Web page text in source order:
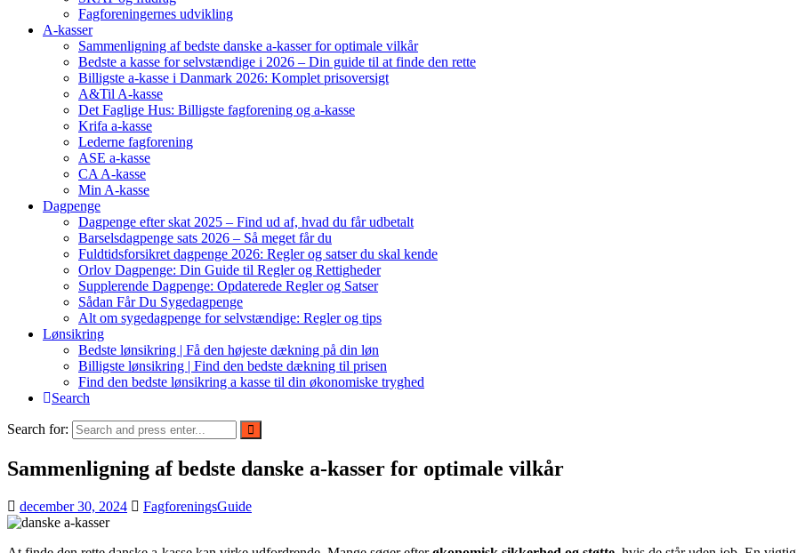
Fagforeningernes udvikling
A-kasser
Sammenligning af bedste danske a-kasser for optimale vilkår
Bedste a kasse for selvstændige i 2026 – Din guide til at finde den rette
Billigste a-kasse i Danmark 2026: Komplet prisoversigt
A&Til A-kasse
Det Faglige Hus: Billigste fagforening og a-kasse
Krifa a-kasse
Lederne fagforening
ASE a-kasse
CA A-kasse
Min A-kasse
Dagpenge
Dagpenge efter skat 2025 – Find ud af, hvad du får udbetalt
Barselsdagpenge sats 2026 – Så meget får du
Fuldtidsforsikret dagpenge 2026: Regler og satser du skal kende
Orlov Dagpenge: Din Guide til Regler og Rettigheder
Supplerende Dagpenge: Opdaterede Regler og Satser
Sådan Får Du Sygedagpenge
Alt om sygedagpenge for selvstændige: Regler og tips
Lønsikring
Bedste lønsikring | Få den højeste dækning på din løn
Billigste lønsikring | Find den bedste dækning til prisen
Find den bedste lønsikring a kasse til din økonomiske tryghed
Search
Search for:
Sammenligning af bedste danske a-kasser for optimale vilkår
december 30, 2024 FagforeningsGuide